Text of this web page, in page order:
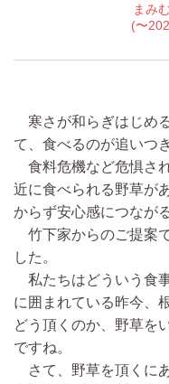
まみむ
(〜
寒さが和らぎはじめ
て、食べるのが追いつ
食料危機など危惧さ
近に食べられる野草が
からず安心感につなが
竹下家からのご提案
した。
私たちはどういう食
に囲まれている昨今、
どう頂くのか、野草を
ですね。
さて、野草を頂くに